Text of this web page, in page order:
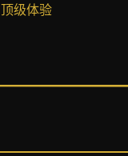
顶级体验